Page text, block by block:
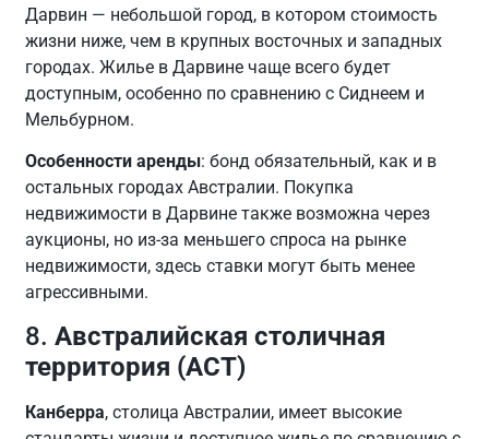
Дарвин — небольшой город, в котором стоимость
жизни ниже, чем в крупных восточных и западных
городах. Жилье в Дарвине чаще всего будет
доступным, особенно по сравнению с Сиднеем и
Мельбурном.
Особенности аренды: бонд обязательный, как и в
остальных городах Австралии. Покупка
недвижимости в Дарвине также возможна через
аукционы, но из-за меньшего спроса на рынке
недвижимости, здесь ставки могут быть менее
агрессивными.
8.Австралийская столичная
территория (ACT)
Канберра, столица Австралии, имеет высокие